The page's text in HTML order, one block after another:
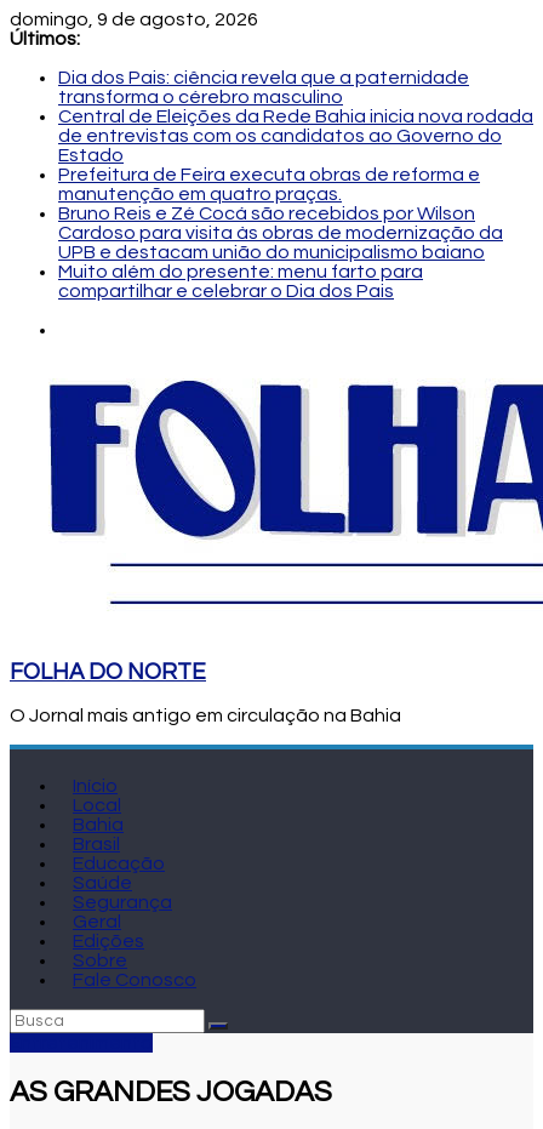
domingo, 9 de agosto, 2026
Últimos:
Dia dos Pais: ciência revela que a paternidade
transforma o cérebro masculino
Central de Eleições da Rede Bahia inicia nova rodada
de entrevistas com os candidatos ao Governo do
Estado
Prefeitura de Feira executa obras de reforma e
manutenção em quatro praças.
Bruno Reis e Zé Cocá são recebidos por Wilson
Cardoso para visita às obras de modernização da
UPB e destacam união do municipalismo baiano
Muito além do presente: menu farto para
compartilhar e celebrar o Dia dos Pais
FOLHA DO NORTE
O Jornal mais antigo em circulação na Bahia
Início
Local
Bahia
Brasil
Educação
Saúde
Segurança
Geral
Edições
Sobre
Fale Conosco
AS GRANDES JOGADAS